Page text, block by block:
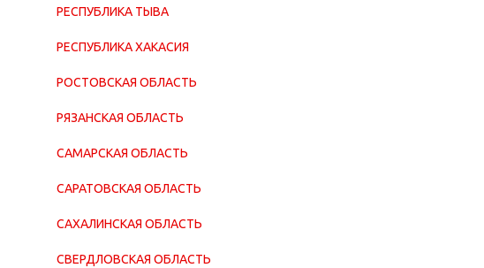
РЕСПУБЛИКА ТЫВА
РЕСПУБЛИКА ХАКАСИЯ
РОСТОВСКАЯ ОБЛАСТЬ
РЯЗАНСКАЯ ОБЛАСТЬ
САМАРСКАЯ ОБЛАСТЬ
САРАТОВСКАЯ ОБЛАСТЬ
САХАЛИНСКАЯ ОБЛАСТЬ
СВЕРДЛОВСКАЯ ОБЛАСТЬ